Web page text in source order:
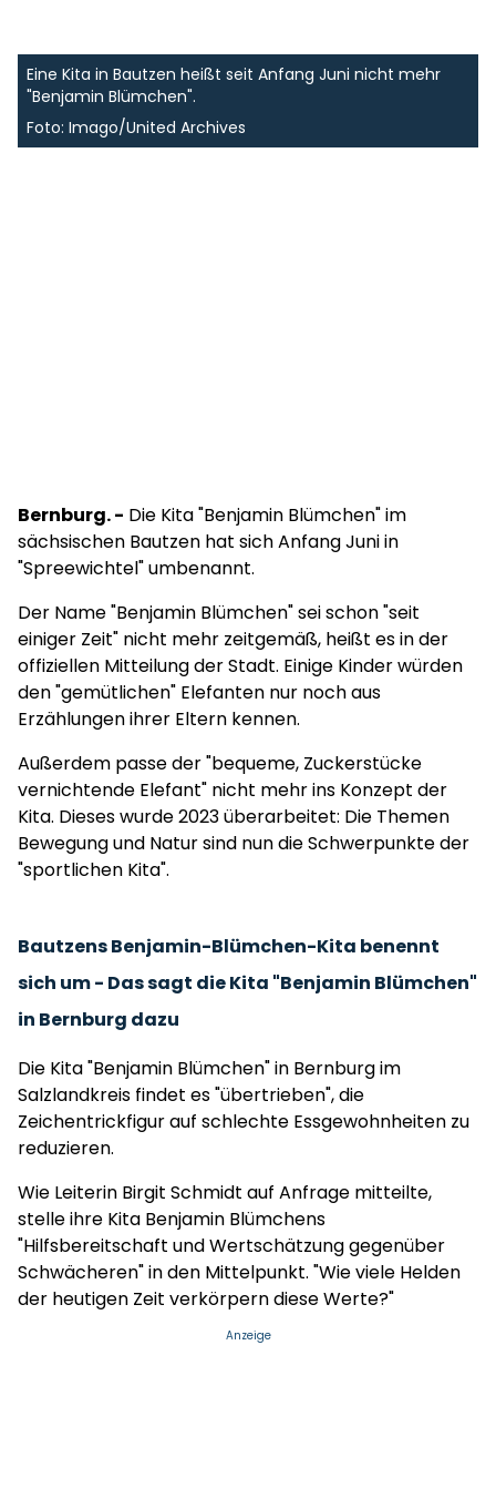
Eine Kita in Bautzen heißt seit Anfang Juni nicht mehr
"Benjamin Blümchen".
Foto: Imago/United Archives
Bernburg. - Die Kita "Benjamin Blümchen" im
sächsischen Bautzen hat sich Anfang Juni in
"Spreewichtel" umbenannt.
Der Name "Benjamin Blümchen" sei schon "seit
einiger Zeit" nicht mehr zeitgemäß, heißt es in der
offiziellen Mitteilung der Stadt. Einige Kinder würden
den "gemütlichen" Elefanten nur noch aus
Erzählungen ihrer Eltern kennen.
Außerdem passe der "bequeme, Zuckerstücke
vernichtende Elefant" nicht mehr ins Konzept der
Kita. Dieses wurde 2023 überarbeitet: Die Themen
Bewegung und Natur sind nun die Schwerpunkte der
"sportlichen Kita".
Bautzens Benjamin-Blümchen-Kita benennt
sich um - Das sagt die Kita "Benjamin Blümchen"
in Bernburg dazu
Die Kita "Benjamin Blümchen" in Bernburg im
Salzlandkreis findet es "übertrieben", die
Zeichentrickfigur auf schlechte Essgewohnheiten zu
reduzieren.
Wie Leiterin Birgit Schmidt auf Anfrage mitteilte,
stelle ihre Kita Benjamin Blümchens
"Hilfsbereitschaft und Wertschätzung gegenüber
Schwächeren" in den Mittelpunkt. "Wie viele Helden
der heutigen Zeit verkörpern diese Werte?"
Anzeige